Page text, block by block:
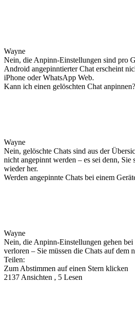
Wayne
Nein, die Anpinn-Einstellungen sind pro
Android angepinntierter Chat erscheint
iPhone oder WhatsApp Web.
Kann ich einen gelöschten Chat anpinnen?
Wayne
Nein, gelöschte Chats sind aus der
nicht angepinnt werden – es sei denn, Sie
wieder her.
Werden angepinnte Chats bei einem
Wayne
Nein, die Anpinn-Einstellungen gehen bei
verloren – Sie müssen die Chats auf dem
Teilen:
Zum Abstimmen auf einen Stern klicken
2137 Ansichten , 5 Lesen